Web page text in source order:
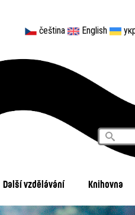
čeština English
Search
Další vzdělávání Knihovna